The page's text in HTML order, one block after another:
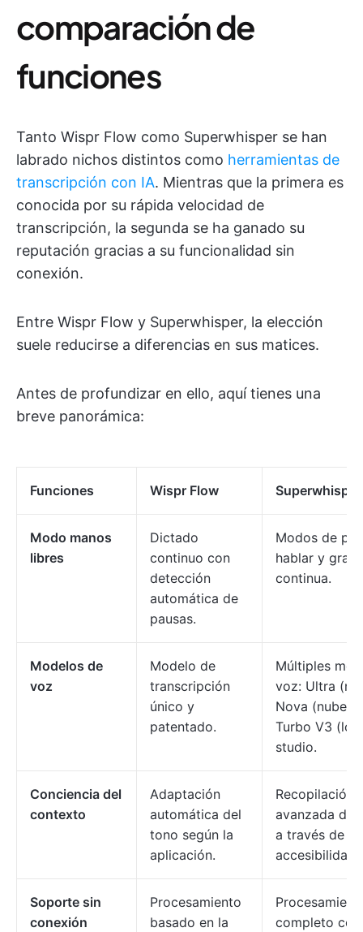
comparación de
funciones
Tanto Wispr Flow como Superwhisper se han
labrado nichos distintos como herramientas de
transcripción con IA. Mientras que la primera es
conocida por su rápida velocidad de
transcripción, la segunda se ha ganado su
reputación gracias a su funcionalidad sin
conexión.
Entre Wispr Flow y Superwhisper, la elección
suele reducirse a diferencias en sus matices.
Antes de profundizar en ello, aquí tienes una
breve panorámica:
Funciones Wispr Flow Superwhisper
Modo manos
libres
Dictado
continuo con
detección
automática de
pausas.
Modos de
hablar y
continua.
Modelos de
voz
Modelo de
transcripción
único y
patentado.
Múltiples
voz: Ultra
Nova (nube),
Turbo V3
studio.
Conciencia del
contexto
Adaptación
automática del
tono según la
aplicación.
Recopilación
avanzada de
a través de
accesibilidad.
Soporte sin
conexión
Procesamiento
basado en la
completo con